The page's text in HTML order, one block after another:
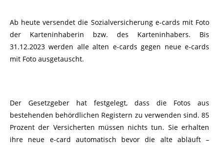
Ab heute versendet die Sozialversicherung e-cards mit Foto
der Karteninhaberin bzw. des Karteninhabers. Bis
31.12.2023 werden alle alten e-cards gegen neue e-cards
mit Foto ausgetauscht.
Der Gesetzgeber hat festgelegt, dass die Fotos aus
bestehenden behördlichen Registern zu verwenden sind. 85
Prozent der Versicherten müssen nichts tun. Sie erhalten
ihre neue e-card automatisch bevor die alte abläuft –